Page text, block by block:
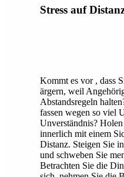
Stress auf
Kommt es vor , dass
ärgern, weil
Abstandsregeln
fassen wegen so viel
Unverständnis?
innerlich mit einem
Distanz. Steigen Sie
und schweben Sie
Betrachten Sie die